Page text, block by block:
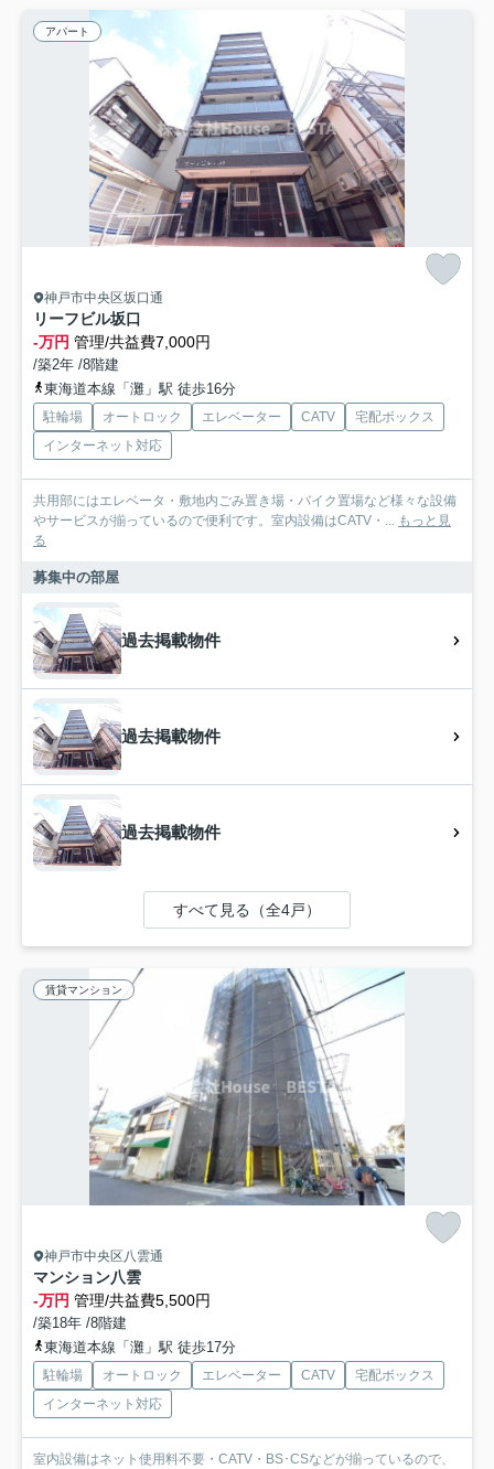
アパート
神戸市中央区坂口通
リーフビル坂口
-万円 管理/共益費7,000円
/築2年 /8階建
東海道本線「灘」駅 徒歩16分
駐輪場 オートロック エレベーター CATV
宅配ボックス
インターネット対応
共用部にはエレベータ・敷地内ごみ置き場・バイク置場など様々な設備
やサービスが揃っているので便利です。室内設備はCATV・... もっと見
る
募集中の部屋
過去掲載物件
過去掲載物件
過去掲載物件
すべて見る（全4戸）
賃貸マンション
神戸市中央区八雲通
マンション八雲
-万円 管理/共益費5,500円
/築18年 /8階建
東海道本線「灘」駅 徒歩17分
駐輪場 オートロック エレベーター CATV
宅配ボックス
インターネット対応
室内設備はネット使用料不要・CATV・BS･CSなどが揃っているので、